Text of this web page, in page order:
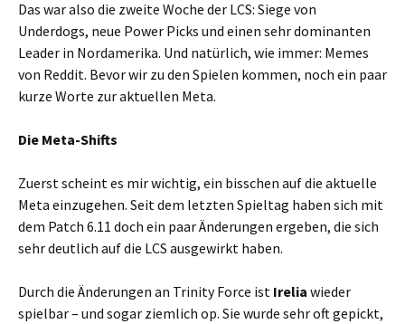
Das war also die zweite Woche der LCS: Siege von
Underdogs, neue Power Picks und einen sehr dominanten
Leader in Nordamerika. Und natürlich, wie immer: Memes
von Reddit. Bevor wir zu den Spielen kommen, noch ein paar
kurze Worte zur aktuellen Meta.
Die Meta-Shifts
Zuerst scheint es mir wichtig, ein bisschen auf die aktuelle
Meta einzugehen. Seit dem letzten Spieltag haben sich mit
dem Patch 6.11 doch ein paar Änderungen ergeben, die sich
sehr deutlich auf die LCS ausgewirkt haben.
Durch die Änderungen an Trinity Force ist Irelia wieder
spielbar – und sogar ziemlich op. Sie wurde sehr oft gepickt,